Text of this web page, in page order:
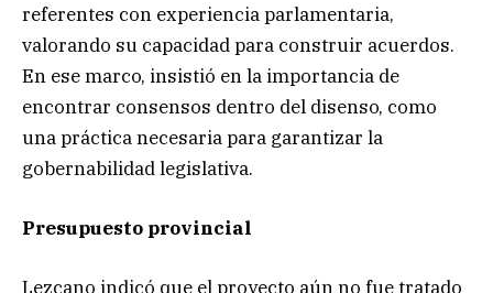
referentes con experiencia parlamentaria,
valorando su capacidad para construir acuerdos.
En ese marco, insistió en la importancia de
encontrar consensos dentro del disenso, como
una práctica necesaria para garantizar la
gobernabilidad legislativa.
Presupuesto provincial
Lezcano indicó que el proyecto aún no fue tratado